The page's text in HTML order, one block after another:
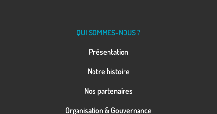
QUI SOMMES-NOUS ?
Présentation
Notre histoire
Nos partenaires
Organisation & Gouvernance